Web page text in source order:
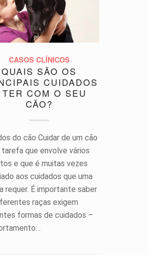
CASOS CLÍNICOS
QUAIS SÃO OS
CUIDADOS
COM O SEU
CÃO?
do cão Cuidar de um cão
tarefa que envolve vários
e que é muitas vezes
aos cuidados que uma
requer. É importante saber
raças exigem
formas de cuidados –